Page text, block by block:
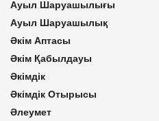
Ауыл Шаруашылығы
Ауыл Шаруашылық
Әкім Аптасы
Әкім Қабылдауы
Әкімдік
Әкімдік Отырысы
Әлеумет